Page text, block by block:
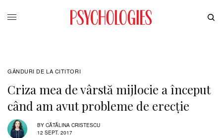
GÂNDURI DE LA CITITORI
Criza mea de vârstă mijlocie a început
când am avut probleme de erecție
BY CĂTĂLINA CRISTESCU
12 SEPT. 2017